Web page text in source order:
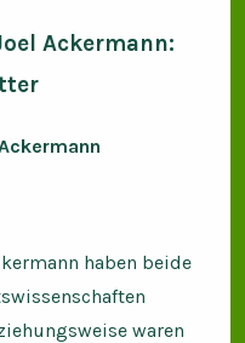
Ackermann:
haben beide
waren